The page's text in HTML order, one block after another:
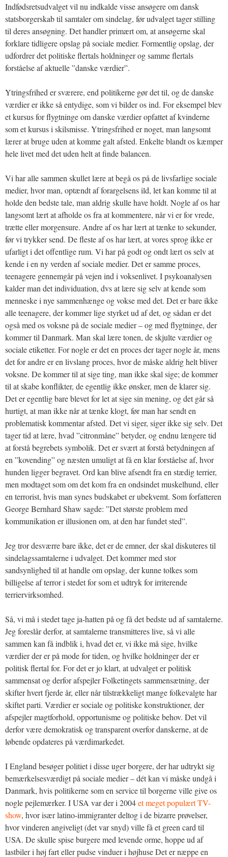
Indfødsretsudvalget vil nu indkalde visse ansøgere om dansk
statsborgerskab til samtaler om sindelag, før udvalget tager stilling
til deres ansøgning. Det handler primært om, at ansøgerne skal
forklare tidligere opslag på sociale medier. Formentlig opslag, der
udfordrer det politiske flertals holdninger og samme flertals
forståelse af aktuelle ”danske værdier”.
Ytringsfrihed er sværere, end politikerne gør det til, og de danske
værdier er ikke så entydige, som vi bilder os ind. For eksempel blev
et kursus for flygtninge om danske værdier opfattet af kvinderne
som et kursus i skilsmisse. Ytringsfrihed er noget, man langsomt
lærer at bruge uden at komme galt afsted. Enkelte blandt os kæmper
hele livet med det uden helt at finde balancen.
Vi har alle sammen skullet lære at begå os på de livsfarlige sociale
medier, hvor man, optændt af forargelsens ild, let kan komme til at
holde den bedste tale, man aldrig skulle have holdt. Nogle af os har
langsomt lært at afholde os fra at kommentere, når vi er for vrede,
trætte eller morgensure. Andre af os har lært at tænke to sekunder,
før vi trykker send. De fleste af os har lært, at vores sprog ikke er
ufarligt i det offentlige rum. Vi har på godt og ondt lært os selv at
kende i en ny verden af sociale medier. Det er samme proces,
teenagere gennemgår på vejen ind i voksenlivet. I psykoanalysen
kalder man det individuation, dvs at lære sig selv at kende som
menneske i nye sammenhænge og vokse med det. Det er bare ikke
alle teenagere, der kommer lige styrket ud af det, og sådan er det
også med os voksne på de sociale medier – og med flygtninge, der
kommer til Danmark. Man skal lære tonen, de skjulte værdier og
sociale etiketter. For nogle er det en proces der tager nogle år, mens
det for andre er en livslang proces, hvor de måske aldrig helt bliver
voksne. De kommer til at sige ting, man ikke skal sige; de kommer
til at skabe konflikter, de egentlig ikke ønsker, men de klarer sig.
Det er egentlig bare blevet for let at sige sin mening, og det går så
hurtigt, at man ikke når at tænke klogt, før man har sendt en
problematisk kommentar afsted. Det vi siger, siger ikke sig selv. Det
tager tid at lære, hvad ”citronmåne” betyder, og endnu længere tid
at forstå begrebets symbolik. Det er svært at forstå betydningen af
en ”kovending” og næsten umuligt at få en klar forståelse af, hvor
hunden ligger begravet. Ord kan blive afsendt fra en stædig terrier,
men modtaget som om det kom fra en ondsindet muskelhund, eller
en terrorist, hvis man synes budskabet er ubekvemt. Som forfatteren
George Bernhard Shaw sagde: ”Det største problem med
kommunikation er illusionen om, at den har fundet sted”.
Jeg tror desværre bare ikke, det er de emner, der skal diskuteres til
sindelagssamtalerne i udvalget. Det kommer med stor
sandsynlighed til at handle om opslag, der kunne tolkes som
billigelse af terror i stedet for som et udtryk for irriterende
terriervirksomhed.
Så, vi må i stedet tage ja-hatten på og få det bedste ud af samtalerne.
Jeg foreslår derfor, at samtalerne transmitteres live, så vi alle
sammen kan få indblik i, hvad det er, vi ikke må sige, hvilke
værdier der er på mode for tiden, og hvilke holdninger der er
politisk flertal for. For det er jo klart, at udvalget er politisk
sammensat og derfor afspejler Folketingets sammensætning, der
skifter hvert fjerde år, eller når tilstrækkeligt mange folkevalgte har
skiftet parti. Værdier er sociale og politiske konstruktioner, der
afspejler magtforhold, opportunisme og politiske behov. Det vil
derfor være demokratisk og transparent overfor danskerne, at de
løbende opdateres på værdimarkedet.
I England besøger politiet i disse uger borgere, der har udtrykt sig
bemærkelsesværdigt på sociale medier – dét kan vi måske undgå i
Danmark, hvis politikerne som en service til borgerne ville give os
nogle pejlemærker. I USA var der i 2004et meget populært TV-
show, hvor især latino-immigranter deltog i de bizarre prøvelser,
hvor vinderen angiveligt (det var snyd) ville få et green card til
USA. De skulle spise burgere med levende orme, hoppe ud af
lastbiler i høj fart eller pudse vinduer i højhuse Det er næppe en